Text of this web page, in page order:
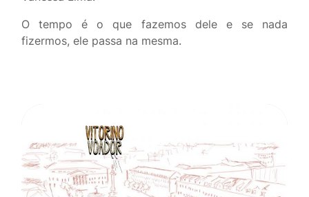
O tempo é o que fazemos dele e se nada
fizermos, ele passa na mesma.